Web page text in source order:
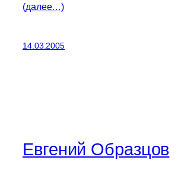
(далее…)
14.03.2005
Евгений Образцов